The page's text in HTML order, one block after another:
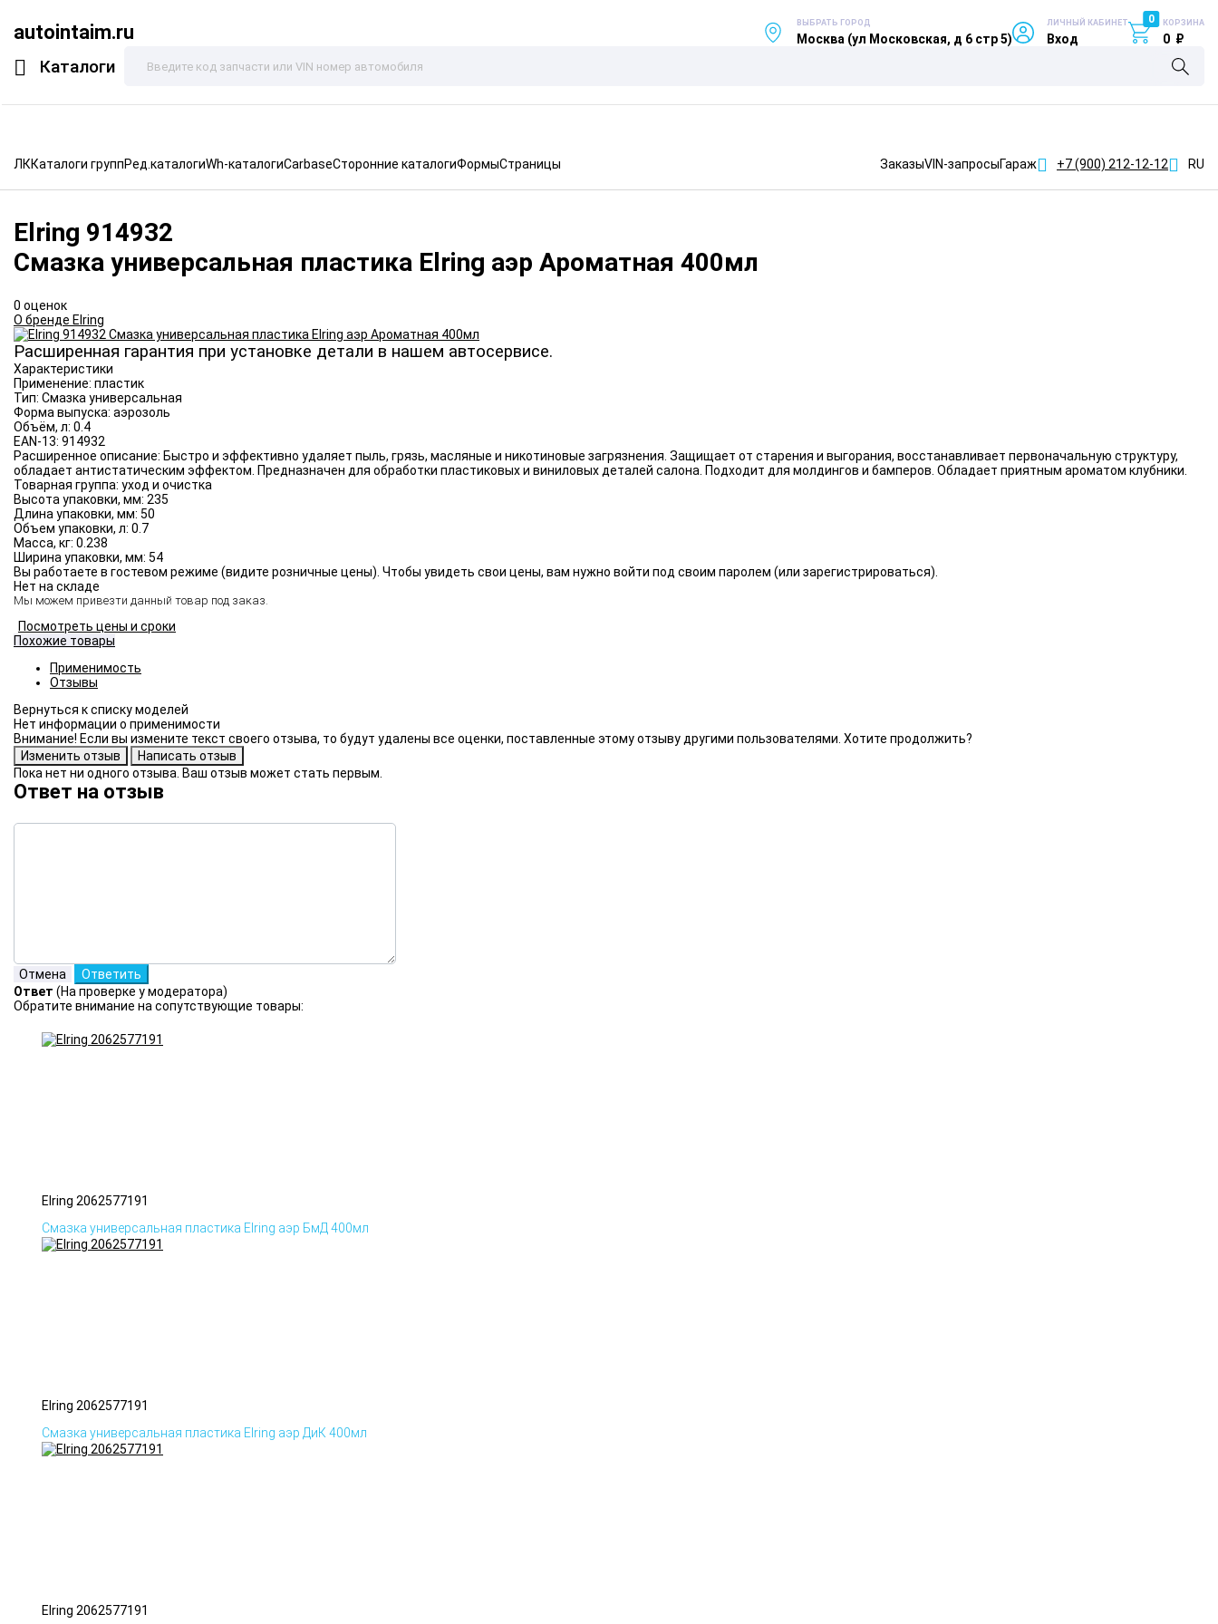
autointaim.ru
Каталоги
ВЫБРАТЬ ГОРОД
Москва (ул Московская, д 6 стр 5)
ЛИЧНЫЙ КАБИНЕТ
Вход
0 КОРЗИНА
0 ₽
ЛККаталоги группРед.каталогиWh-каталогиCarbaseСторонние каталогиФормыСтраницы ЗаказыVIN-запросыГараж +7 (900) 212-12-12 RU
Elring 914932
Смазка универсальная пластика Elring аэр Ароматная 400мл
0 оценок
О бренде Elring
Расширенная гарантия при установке детали в нашем автосервисе.
Характеристики
Применение: пластик
Тип: Смазка универсальная
Форма выпуска: аэрозоль
Объём, л: 0.4
EAN-13: 914932
Расширенное описание: Быстро и эффективно удаляет пыль, грязь, масляные и никотиновые загрязнения. Защищает от старения и выгорания, восстанавливает первоначальную структуру,
обладает антистатическим эффектом. Предназначен для обработки пластиковых и виниловых деталей салона. Подходит для молдингов и бамперов. Обладает приятным ароматом клубники.
Товарная группа: уход и очистка
Высота упаковки, мм: 235
Длина упаковки, мм: 50
Объем упаковки, л: 0.7
Масса, кг: 0.238
Ширина упаковки, мм: 54
Вы работаете в гостевом режиме (видите розничные цены). Чтобы увидеть свои цены, вам нужно войти под своим паролем (или зарегистрироваться).
Нет на складе
Мы можем привезти данный товар под заказ.
Посмотреть цены и сроки
Похожие товары
Применимость
Отзывы
Нет информации о применимости
Внимание! Если вы измените текст своего отзыва, то будут удалены все оценки, поставленные этому отзыву другими пользователями. Хотите продолжить?
Пока нет ни одного отзыва. Ваш отзыв может стать первым.
Ответ на отзыв
Ответ (На проверке у модератора)
Обратите внимание на сопутствующие товары:
Elring 2062577191
Смазка универсальная пластика Elring аэр БмД 400мл
Elring 2062577191
Смазка универсальная пластика Elring аэр ДиК 400мл
Elring 2062577191